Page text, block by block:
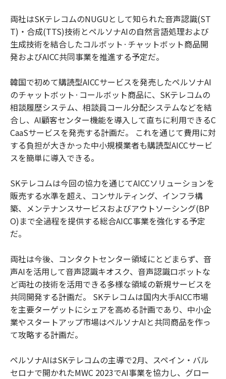
両社はSKテレコムのNUGUとして知られた音声認識(ST
T)・合成(TTS)技術とペルソナAIの自然言語処理および
生成技術を結合したコルボット·チャットボット商品開
発およびAICC共同事業を推進する予定だ。
韓国で初めて購読型AICCサービスを発売したペルソナAI
のチャットボット·コールボット商品に、SKテレコムの
相談履歴システム、相談員コール分配システムなどを結
合し、AI顧客センター機能を導入して直ちに利用できるC
CaaSサービスを発売する計画だ。 これを通じて費用に対
する負担が大きかった中小規模業者も購読型AICCサービ
スを簡単に導入できる。
SKテレコムは今回の協力を通じてAICCソリューションを
販売する水準を超え、コンサルティング、インフラ構
築、メンテナンスサービスおよびアウトソーシング(BP
O)まで全過程を提供する総合AICC事業を強化する予定
だ。
両社は今後、コンタクトセンター領域にとどまらず、音
声AIを活用して音声認識キオスク、音声認識ロボットな
ど両社の技術を活用できる多様な領域の新規サービスを
共同開発する計画だ。 SKテレコムは国内大手AICC市場
を主要ターゲットにシェアを高める計画であり、中小企
業やスタートアップ市場はペルソナAIと共同商品を作っ
て攻略する計画だ。
ペルソナAIはSKテレコムの主導で2月、スペイン・バル
セロナで開かれたMWC 2023でAI事業を協力し、グロー